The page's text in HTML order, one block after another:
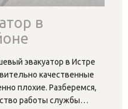
в
эвакуатор в Истре
качественные
плохие. Разберемся,
работы службы…